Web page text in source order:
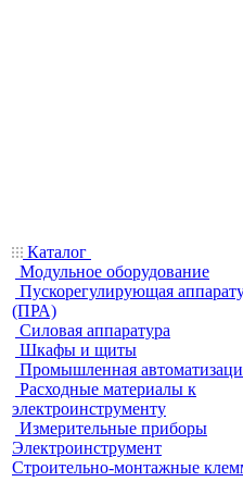
Каталог
Модульное оборудование
Пускорегулирующая
(ПРА)
Силовая аппаратура
Шкафы и щиты
Промышленная
Расходные материалы к
электроинструменту
Измерительные приборы
Электроинструмент
Строительно-монтажные